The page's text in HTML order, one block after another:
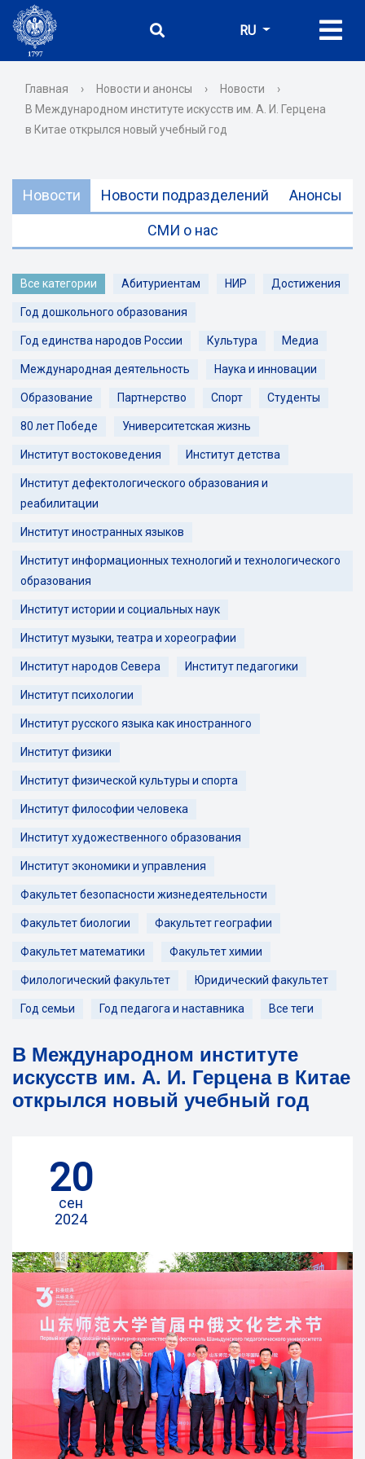
RU
Главная › Новости и анонсы › Новости
›
В Международном институте искусств им. А. И. Герцена
в Китае открылся новый учебный год
Новости Новости подразделений Анонсы
СМИ о нас
Все категории Абитуриентам НИР Достижения
Год дошкольного образования
Год единства народов России Культура Медиа
Международная деятельность Наука и инновации
Образование Партнерство Спорт Студенты
80 лет Победе Университетская жизнь
Институт востоковедения Институт детства
Институт дефектологического образования и
реабилитации
Институт иностранных языков
Институт информационных технологий и технологического
образования
Институт истории и социальных наук
Институт музыки, театра и хореографии
Институт народов Севера Институт педагогики
Институт психологии
Институт русского языка как иностранного
Институт физики
Институт физической культуры и спорта
Институт философии человека
Институт художественного образования
Институт экономики и управления
Факультет безопасности жизнедеятельности
Факультет биологии Факультет географии
Факультет математики Факультет химии
Филологический факультет Юридический факультет
Год семьи Год педагога и наставника Все теги
В Международном институте
искусств им. А. И. Герцена в Китае
открылся новый учебный год
20
сен
2024